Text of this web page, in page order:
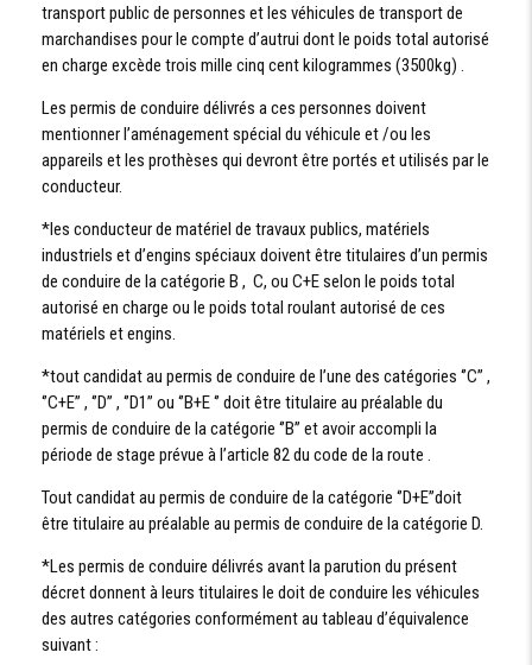
transport public de personnes et les véhicules de transport de
marchandises pour le compte d’autrui dont le poids total autorisé
en charge excède trois mille cinq cent kilogrammes (3500kg) .
Les permis de conduire délivrés a ces personnes doivent
mentionner l’aménagement spécial du véhicule et /ou les
appareils et les prothèses qui devront être portés et utilisés par le
conducteur.
*les conducteur de matériel de travaux publics, matériels
industriels et d’engins spéciaux doivent être titulaires d’un permis
de conduire de la catégorie B , C, ou C+E selon le poids total
autorisé en charge ou le poids total roulant autorisé de ces
matériels et engins.
*tout candidat au permis de conduire de l’une des catégories ‘’C’’ ,
‘’C+E’’ , ‘’D’’ , ‘’D1’’ ou ‘’B+E ‘’ doit être titulaire au préalable du
permis de conduire de la catégorie ‘’B’’ et avoir accompli la
période de stage prévue à l’article 82 du code de la route .
Tout candidat au permis de conduire de la catégorie ‘’D+E’’doit
être titulaire au préalable au permis de conduire de la catégorie D.
*Les permis de conduire délivrés avant la parution du présent
décret donnent à leurs titulaires le doit de conduire les véhicules
des autres catégories conformément au tableau d’équivalence
suivant :